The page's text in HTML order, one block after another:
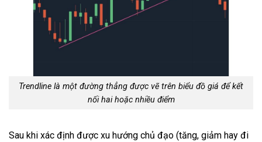
Trendline là một đường thẳng được vẽ trên biểu đồ giá để kết
nối hai hoặc nhiều điểm
Sau khi xác định được xu hướng chủ đạo (tăng, giảm hay đi